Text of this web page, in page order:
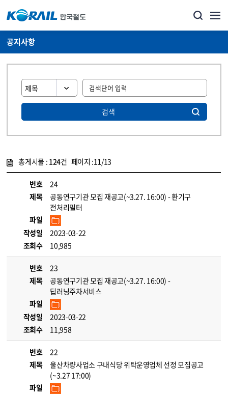
공지사항
검색
총게시물 : 124건 페이지 :11/13
번호
24
제목
공동연구기관 모집 재공고(~3.27. 16:00) - 환기구
전처리필터
파일
작성일
2023-03-22
조회수
10,985
번호
23
제목
공동연구기관 모집 재공고(~3.27. 16:00) -
딥러닝주차서비스
파일
작성일
2023-03-22
조회수
11,958
번호
22
제목
울산차량사업소 구내식당 위탁운영업체 선정 모집공고
(~3.27 17:00)
파일